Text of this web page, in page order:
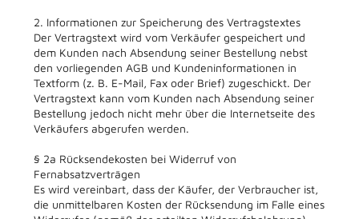
2. Informationen zur Speicherung des Vertragstextes
Der Vertragstext wird vom Verkäufer gespeichert und
dem Kunden nach Absendung seiner Bestellung nebst
den vorliegenden AGB und Kundeninformationen in
Textform (z. B. E-Mail, Fax oder Brief) zugeschickt. Der
Vertragstext kann vom Kunden nach Absendung seiner
Bestellung jedoch nicht mehr über die Internetseite des
Verkäufers abgerufen werden.
§ 2a Rücksendekosten bei Widerruf von
Fernabsatzverträgen
Es wird vereinbart, dass der Käufer, der Verbraucher ist,
die unmittelbaren Kosten der Rücksendung im Falle eines